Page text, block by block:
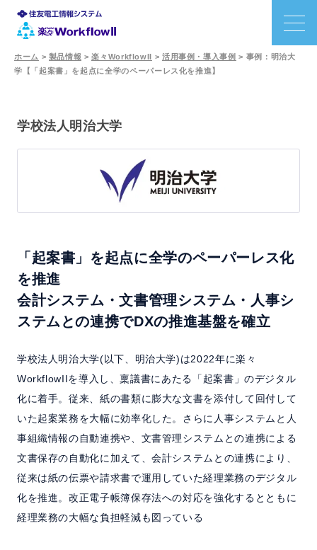
機能
サポート
よくある質問
セミナー
クラウド版検討の方へ
資料請求 お問い合わせ
ホーム製品情報会社情報採用情報
ホーム > 製品情報 >楽々WorkflowII > 活用事例・導入事例 > 事例：明治大
学【「起案書」を起点に全学のペーパーレス化を推進】
学校法人明治大学
「起案書」を起点に全学のペーパーレス化
を推進
会計システム・文書管理システム・人事シ
ステムとの連携でDXの推進基盤を確立
学校法人明治大学(以下、明治大学)は2022年に楽々
WorkflowIIを導入し、稟議書にあたる「起案書」のデジタル
化に着手。従来、紙の書類に膨大な文書を添付して回付して
いた起案業務を大幅に効率化した。さらに人事システムと人
事組織情報の自動連携や、文書管理システムとの連携による
文書保存の自動化に加えて、会計システムとの連携により、
従来は紙の伝票や請求書で運用していた経理業務のデジタル
化を推進。改正電子帳簿保存法への対応を強化するとともに
経理業務の大幅な負担軽減も図っている